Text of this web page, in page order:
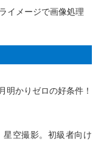
イメージで画像処理
明かりゼロの好条件！
空撮影。初級者向け